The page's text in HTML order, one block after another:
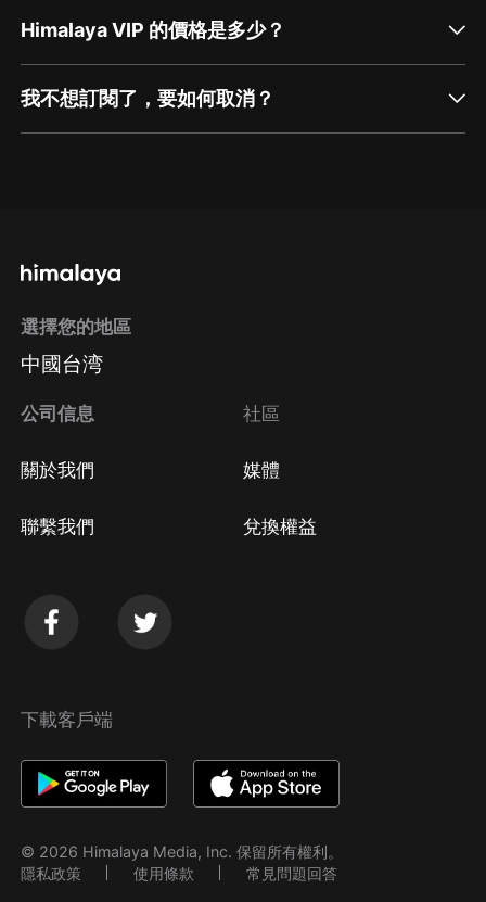
Himalaya VIP 的價格是多少？
我不想訂閱了，要如何取消？
方法 Google Play取消訂閱方法
選擇您的地區
中國台湾
公司信息
關於我們
聯繫我們
社區
媒體
兌換權益
下載客戶端
© 2026 Himalaya Media, Inc. 保留所有權利。
隱私政策
使用條款 常見問題回答